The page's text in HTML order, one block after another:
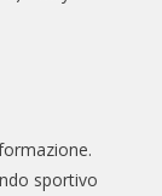
sportivo